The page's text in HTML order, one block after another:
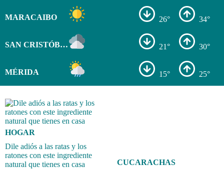
MARACAIBO 26° 34°
SAN CRISTÓBAL 21° 30°
MÉRIDA 15° 25°
HOGAR
Dile adiós a las ratas y los
ratones con este ingrediente
natural que tienes en casa
CUCARACHAS